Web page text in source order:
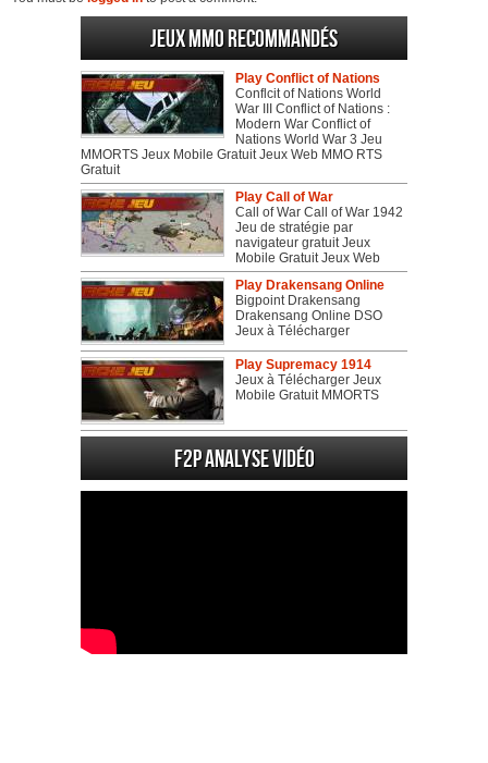
Jeux MMO recommandés
Play Conflict of Nations
Conflcit of Nations World
War III Conflict of Nations :
Modern War Conflict of
Nations World War 3 Jeu
MMORTS Jeux Mobile Gratuit Jeux Web MMO RTS
Gratuit
Play Call of War
Call of War Call of War 1942
Jeu de stratégie par
navigateur gratuit Jeux
Mobile Gratuit Jeux Web
Play Drakensang Online
Bigpoint Drakensang
Drakensang Online DSO
Jeux à Télécharger
Play Supremacy 1914
Jeux à Télécharger Jeux
Mobile Gratuit MMORTS
F2P Analyse vidéo